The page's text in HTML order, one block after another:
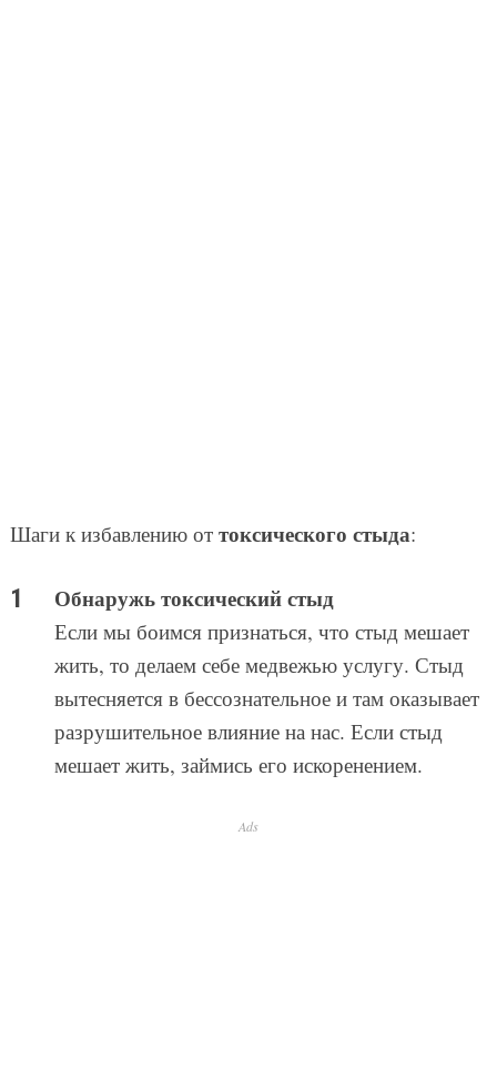
Шаги к избавлению от токсического стыда:
Обнаружь токсический стыд
Если мы боимся признаться, что стыд мешает
жить, то делаем себе медвежью услугу. Стыд
вытесняется в бессознательное и там оказывает
разрушительное влияние на нас. Если стыд
мешает жить, займись его искоренением.
Ads